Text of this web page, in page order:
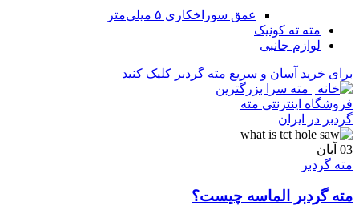
عمق سوراخکاری ۵ میلی‌متر
مته ته کونیک
لوازم جانبی
برای خرید آسان و سریع مته گردبر کلیک کنید
03 آبان
مته گردبر
مته گردبر الماسه چیست؟